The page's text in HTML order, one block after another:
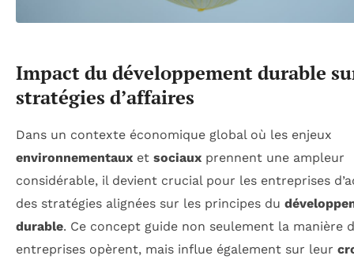
Impact du développement durable
stratégies d’affaires
Dans un contexte économique global où les enjeux
environnementaux et sociaux prennent une ampleur
considérable, il devient crucial pour les entreprises
des stratégies alignées sur les principes du
durable. Ce concept guide non seulement la manière
entreprises opèrent, mais influe également sur leur